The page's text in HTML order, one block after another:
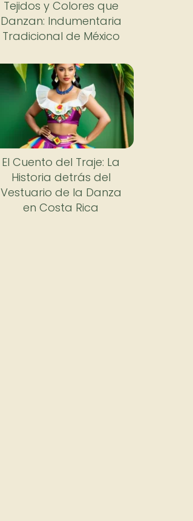
Tejidos y Colores que
Danzan: Indumentaria
Tradicional de México
El Cuento del Traje: La
Historia detrás del
Vestuario de la Danza
en Costa Rica